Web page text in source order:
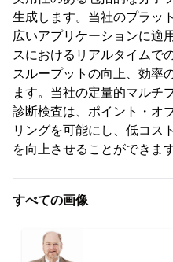
生成します。当社のプラッ
広いアプリケーションに適
スにおけるリアルタイムで
スループットの向上、効率
ます。当社の定量的マルチ
診断検査は、ポイント・オ
リングを可能にし、低コス
を向上させることができます
すべての画像